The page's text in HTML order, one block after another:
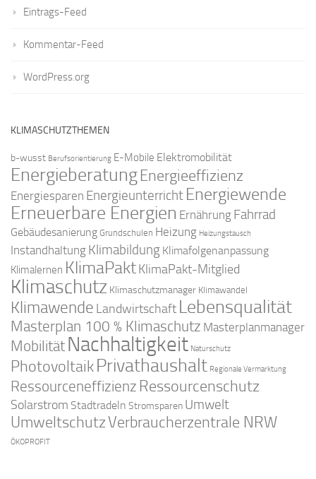
Eintrags-Feed
Kommentar-Feed
WordPress.org
KLIMASCHUTZTHEMEN
b-wusst Berufsorientierung E-Mobile Elektromobilität
EnergieberatungEnergieeffizienz
Energiesparen Energieunterricht Energiewende
Erneuerbare Energien Ernährung Fahrrad
Gebäudesanierung Grundschulen Heizung Heizungstausch
Instandhaltung Klimabildung Klimafolgenanpassung
Klimalernen KlimaPaktKlimaPakt-Mitglied
Klimaschutz Klimaschutzmanager Klimawandel
Klimawende Landwirtschaft Lebensqualität
Masterplan 100 % Klimaschutz Masterplanmanager
Mobilität Nachhaltigkeit Naturschutz
PhotovoltaikPrivathaushalt Regionale Vermarktung
Ressourceneffizienz Ressourcenschutz
Solarstrom Stadtradeln Stromsparen Umwelt
UmweltschutzVerbraucherzentrale NRW
ÖKOPROFIT